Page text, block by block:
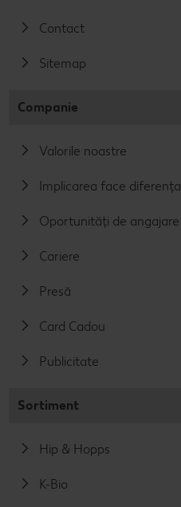
Contact
Sitemap
Companie
Valorile noastre
Implicarea face diferența
Oportunități de angajare
Cariere
Presă
Card Cadou
Publicitate
Sortiment
Hip & Hopps
K-Bio